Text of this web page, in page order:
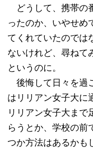
どうして、携帯の
ったのか、いやせめ
てくれていたのでは
ないけれど、尋ねて
というのに。
後悔して日々を過
はリリアン女子大に
リリアン女子大まで
らうとか、学校の前
つか方法はあるかも